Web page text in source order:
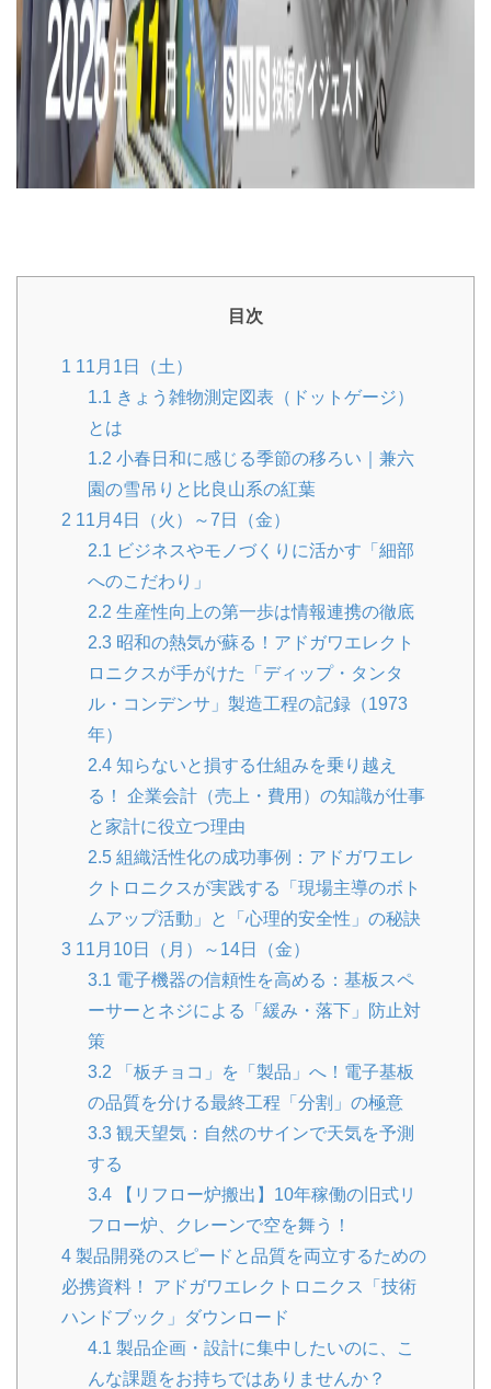
目次
1 11月1日（土）
1.1 きょう雑物測定図表（ドットゲージ）
とは
1.2 小春日和に感じる季節の移ろい｜兼六
園の雪吊りと比良山系の紅葉
2 11月4日（火）～7日（金）
2.1 ビジネスやモノづくりに活かす「細部
へのこだわり」
2.2 生産性向上の第一歩は情報連携の徹底
2.3 昭和の熱気が蘇る！アドガワエレクト
ロニクスが手がけた「ディップ・タンタ
ル・コンデンサ」製造工程の記録（1973
年）
2.4 知らないと損する仕組みを乗り越え
る！ 企業会計（売上・費用）の知識が仕事
と家計に役立つ理由
2.5 組織活性化の成功事例：アドガワエレ
クトロニクスが実践する「現場主導のボト
ムアップ活動」と「心理的安全性」の秘訣
3 11月10日（月）～14日（金）
3.1 電子機器の信頼性を高める：基板スペ
ーサーとネジによる「緩み・落下」防止対
策
3.2 「板チョコ」を「製品」へ！電子基板
の品質を分ける最終工程「分割」の極意
3.3 観天望気：自然のサインで天気を予測
する
3.4 【リフロー炉搬出】10年稼働の旧式リ
フロー炉、クレーンで空を舞う！
4 製品開発のスピードと品質を両立するための
必携資料！ アドガワエレクトロニクス「技術
ハンドブック」ダウンロード
4.1 製品企画・設計に集中したいのに、こ
んな課題をお持ちではありませんか？